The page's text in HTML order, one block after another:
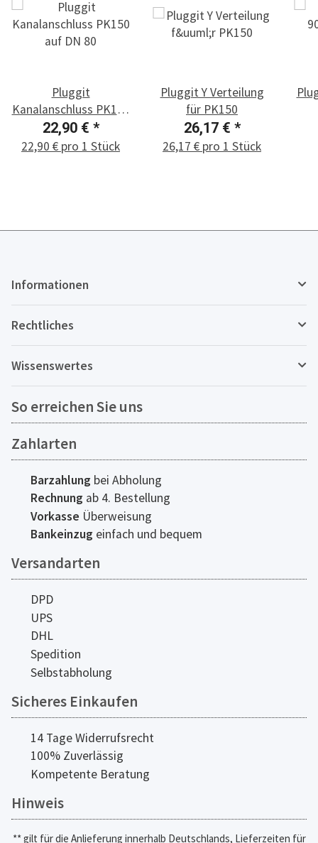
Pluggit
Kanalanschluss PK150
auf DN 80
22,90 € *
22,90 € pro 1 Stück
Pluggit Y Verteilung
für PK150
26,17 € *
26,17 € pro 1 Stück
Informationen
Rechtliches
Wissenswertes
So erreichen Sie uns
Zahlarten
Barzahlung bei Abholung
Rechnung ab 4. Bestellung
Vorkasse Überweisung
Bankeinzug einfach und bequem
Versandarten
DPD
UPS
DHL
Spedition
Selbstabholung
Sicheres Einkaufen
14 Tage Widerrufsrecht
100% Zuverlässig
Kompetente Beratung
Hinweis
** gilt für die Anlieferung innerhalb Deutschlands, Lieferzeiten für